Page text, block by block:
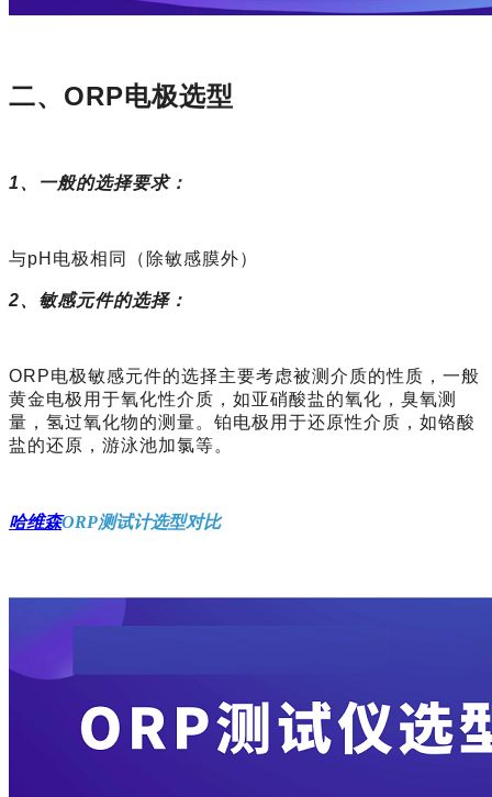
二、 ORP电极选型
1 、一般的选择要求：
与pH 电极相同（除敏感膜外）
2、敏感元件的选择：
ORP电极敏感元件的选择主要考虑被测介质的性质，一般
黄金电极用于氧化性介质，如亚硝酸盐的氧化，臭氧测
量，氢过氧化物的测量。铂电极用于还原性介质，如铬酸
盐的还原，游泳池加氯等。
哈维森ORP测试计选型对比